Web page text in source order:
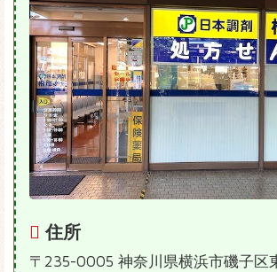
住所
〒235-0005 神奈川県横浜市磯子区